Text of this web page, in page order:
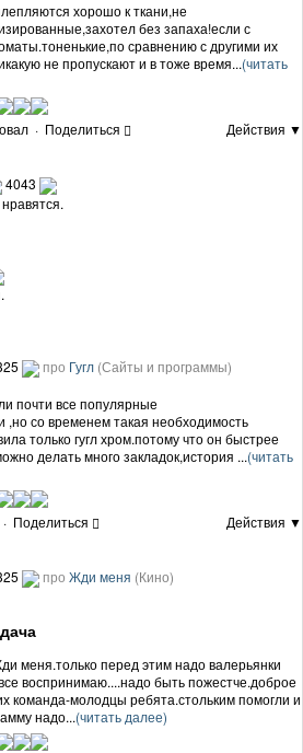
хорошо к ткани,не
без запаха!если с
сравнению с другими их
не пропускают и в тоже время...(читать
· Поделиться
Действия ▼
4043
про Гугл (Сайты и программы)
почти все популярные
,но со временем такая необходимость
только гугл хром.потому что он быстрее
делать много закладок,история ...(читать
· Поделиться
Действия ▼
про Жди меня (Кино)
меня.только перед этим надо валерьянки
воспринимаю....надо быть пожестче.доброе
команда-молодцы ребята.стольким помогли и
надо...(читать далее)